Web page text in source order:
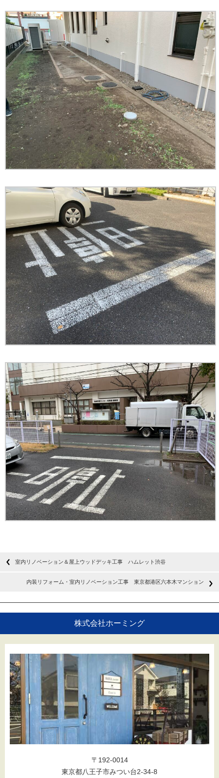
室内リノベーション＆屋上ウッドデッキ工事 ハムレット渋谷
内装リフォーム・室内リノベーション工事 東京都港区六本木マンション
株式会社ホーミング
〒192-0014
東京都八王子市みつい台2-34-8